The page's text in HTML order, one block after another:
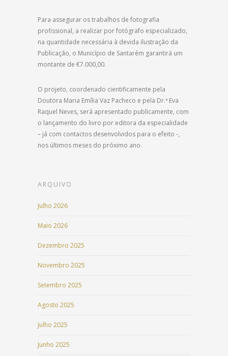
Para assegurar os trabalhos de fotografia
profissional, a realizar por fotógrafo especializado,
na quantidade necessária à devida ilustração da
Publicação, o Município de Santarém garantirá um
montante de €7.000,00.
O projeto, coordenado cientificamente pela
Doutora Maria Emília Vaz Pacheco e pela Dr.ª Eva
Raquel Neves, será apresentado publicamente, com
o lançamento do livro por editora da especialidade
– já com contactos desenvolvidos para o efeito -,
nos últimos meses do próximo ano.
ARQUIVO
Julho 2026
Maio 2026
Dezembro 2025
Novembro 2025
Setembro 2025
Agosto 2025
Julho 2025
Junho 2025